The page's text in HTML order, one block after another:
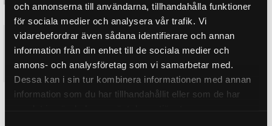
och annonserna till användarna, tillhandahålla funktioner
för sociala medier och analysera vår trafik. Vi
vidarebefordrar även sådana identifierare och annan
information från din enhet till de sociala medier och
annons- och analysföretag som vi samarbetar med.
Dessa kan i sin tur kombinera informationen med annan
information som du har tillhandahållit eller som de har
H-Profilvevstakar Volvo
Vitmotor 152-23-53mm
895KR
BUY